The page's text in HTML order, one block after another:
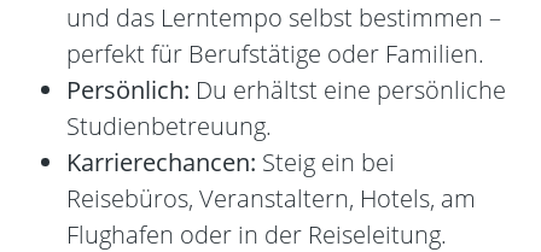
und das Lerntempo selbst bestimmen –
perfekt für Berufstätige oder Familien.
Persönlich: Du erhältst eine persönliche
Studienbetreuung.
Karrierechancen: Steig ein bei
Reisebüros, Veranstaltern, Hotels, am
Flughafen oder in der Reiseleitung.